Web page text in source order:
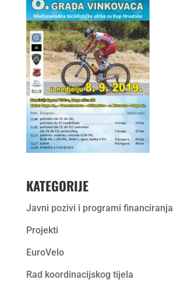
KATEGORIJE
Javni pozivi i programi financiranja
Projekti
EuroVelo
Rad koordinacijskog tijela